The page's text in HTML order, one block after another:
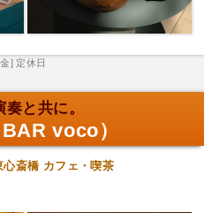
] 定休日
と共に。
voco）
心斎橋 カフェ・喫茶